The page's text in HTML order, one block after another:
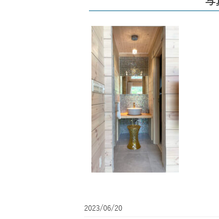
2023/06/20